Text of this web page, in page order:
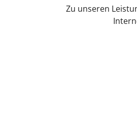
Zu unseren